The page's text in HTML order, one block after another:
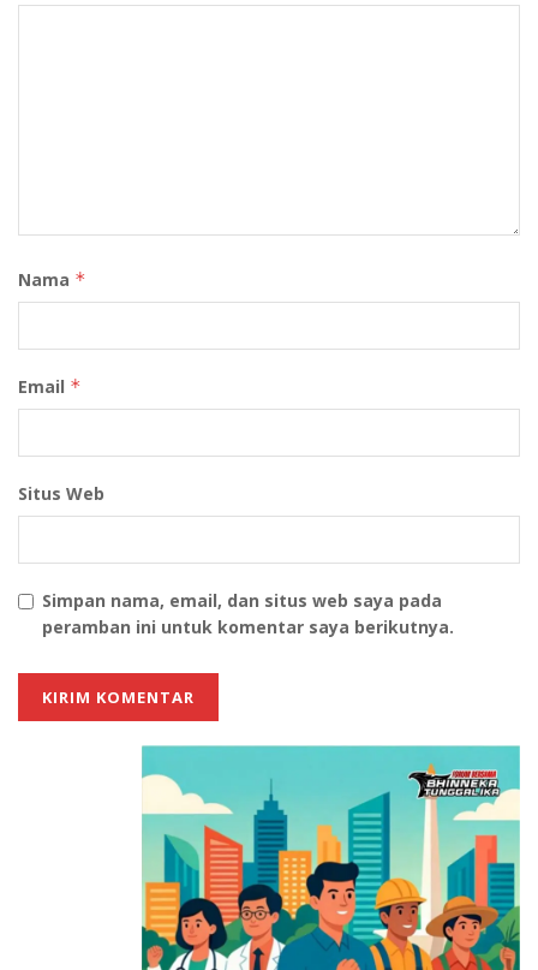
Nama *
Email *
Situs Web
Simpan nama, email, dan situs web saya pada
peramban ini untuk komentar saya berikutnya.